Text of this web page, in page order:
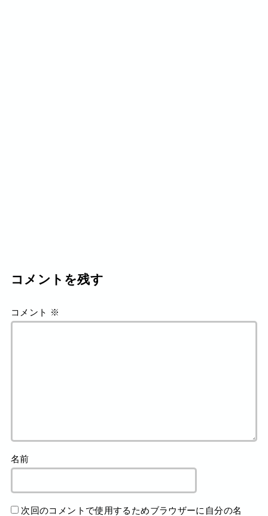
コメントを残す
コメント ※
名前
次回のコメントで使用するためブラウザーに自分の名